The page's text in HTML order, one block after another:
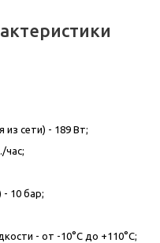
сети) - 189 Вт;
час;
- 10 бар;
- от -10°C до +110°C;